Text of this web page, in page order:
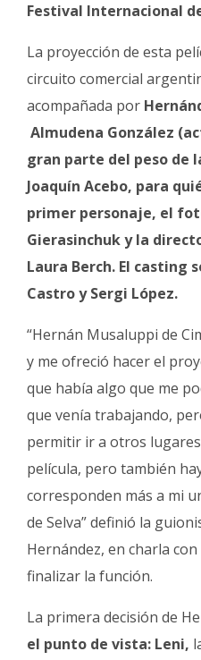
Festival Internacional
La proyección de esta
circuito comercial
acompañada por
Almudena González
gran parte del peso de
Joaquín Acebo, para
primer personaje, el
Gierasinchuk y la
Laura Berch. El casting
Castro y Sergi López.
“Hernán Musaluppi de
y me ofreció hacer el
que había algo que me
que venía trabajando,
permitir ir a otros
película, pero también
corresponden más a mi
de Selva” definió la
Hernández, en charla
finalizar la función.
La primera decisión de
el punto de vista: Leni,